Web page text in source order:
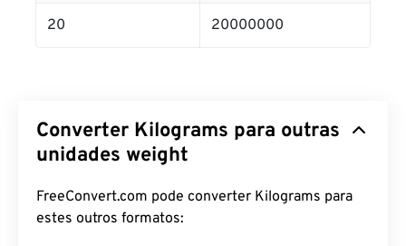
20 20000000
Converter Kilograms para outras
unidades weight
FreeConvert.com pode converter Kilograms para
estes outros formatos: